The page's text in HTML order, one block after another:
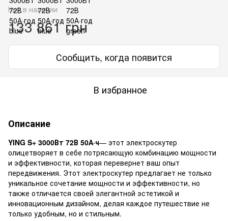
Нет в наличии
133 861 грн
Сообщить, когда появится
В избранное
Описание
YING S+ 3000Вт 72В 50А·ч— этот электроскутер
олицетворяет в себе потрясающую комбинацию мощности
и эффективности, которая перевернет ваш опыт
передвижения. Этот электроскутер предлагает не только
уникальное сочетание мощности и эффективности, но
также отличается своей элегантной эстетикой и
инновационным дизайном, делая каждое путешествие не
только удобным, но и стильным.